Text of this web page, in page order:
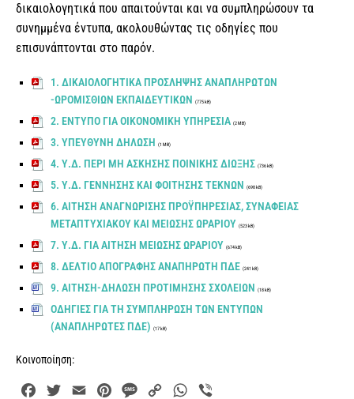
δικαιολογητικά που απαιτούνται και να συμπληρώσουν τα
συνημμένα έντυπα, ακολουθώντας τις οδηγίες που
επισυνάπτονται στο παρόν.
1. ΔΙΚΑΙΟΛΟΓΗΤΙΚΑ ΠΡΟΣΛΗΨΗΣ ΑΝΑΠΛΗΡΩΤΩΝ
-ΩΡΟΜΙΣΘΙΩΝ ΕΚΠΑΙΔΕΥΤΙΚΩΝ (775 kB)
2. ΕΝΤΥΠΟ ΓΙΑ ΟΙΚΟΝΟΜΙΚΗ ΥΠΗΡΕΣΙΑ (2 MB)
3. ΥΠΕΥΘΥΝΗ ΔΗΛΩΣΗ (1 MB)
4. Υ.Δ. ΠΕΡΙ ΜΗ ΑΣΚΗΣΗΣ ΠΟΙΝΙΚΗΣ ΔΙΩΞΗΣ (736 kB)
5. Υ.Δ. ΓΕΝΝΗΣΗΣ ΚΑΙ ΦΟΙΤΗΣΗΣ ΤΕΚΝΩΝ (698 kB)
6. ΑΙΤΗΣΗ ΑΝΑΓΝΩΡΙΣΗΣ ΠΡΟΫΠΗΡΕΣΙΑΣ, ΣΥΝΑΦΕΙΑΣ
ΜΕΤΑΠΤΥΧΙΑΚΟΥ ΚΑΙ ΜΕΙΩΣΗΣ ΩΡΑΡΙΟΥ (523 kB)
7. Υ.Δ. ΓΙΑ ΑΙΤΗΣΗ ΜΕΙΩΣΗΣ ΩΡΑΡΙΟΥ (674 kB)
8. ΔΕΛΤΙΟ ΑΠΟΓΡΑΦΗΣ ΑΝΑΠΗΡΩΤΗ ΠΔΕ (241 kB)
9. ΑΙΤΗΣΗ-ΔΗΛΩΣΗ ΠΡΟΤΙΜΗΣΗΣ ΣΧΟΛΕΙΩΝ (18 kB)
ΟΔΗΓΙΕΣ ΓΙΑ ΤΗ ΣΥΜΠΛΗΡΩΣΗ ΤΩΝ ΕΝΤΥΠΩΝ
(ΑΝΑΠΛΗΡΩΤΕΣ ΠΔΕ) (17 kB)
Κοινοποίηση:
M
W